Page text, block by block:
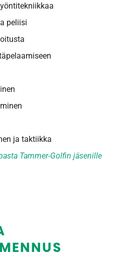
peliisi
ja taktiikka
Tammer-Golfin jäsenille